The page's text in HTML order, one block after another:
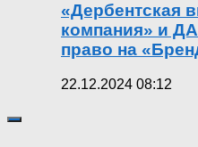
«Дербентская
компания» и
право на
22.12.2024 08:12